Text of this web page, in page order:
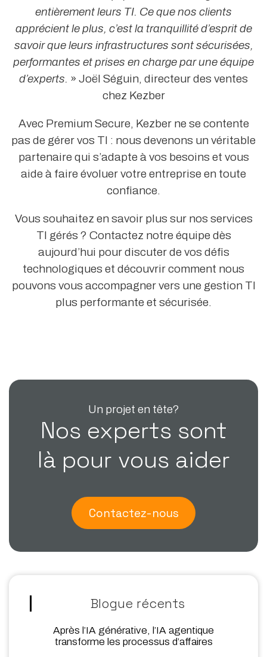
entièrement leurs TI. Ce que nos clients
apprécient le plus, c’est la tranquillité d’esprit de
savoir que leurs infrastructures sont sécurisées,
performantes et prises en charge par une équipe
d’experts. » Joël Séguin, directeur des ventes
chez Kezber
Avec Premium Secure, Kezber ne se contente
pas de gérer vos TI : nous devenons un véritable
partenaire qui s’adapte à vos besoins et vous
aide à faire évoluer votre entreprise en toute
confiance.
Vous souhaitez en savoir plus sur nos services
TI gérés ? Contactez notre équipe dès
aujourd’hui pour discuter de vos défis
technologiques et découvrir comment nous
pouvons vous accompagner vers une gestion TI
plus performante et sécurisée.
Un projet en tête?
Nos experts sont
là pour vous aider
Contactez-nous
Blogue récents
Après l’IA générative, l’IA agentique
transforme les processus d’affaires